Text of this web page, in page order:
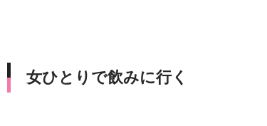
女ひとりで飲みに行く